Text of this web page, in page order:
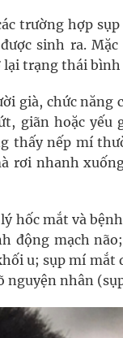
trường hợp
sinh ra. Mặc
lại trạng thái
già, chức năng
giãn hoặc yếu
thấy nếp mí
rơi nhanh
hốc mắt và
động mạch
u; sụp mí mắt
nhân